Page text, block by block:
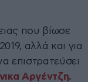
που βίωσε
αλλά και για
επιστρατεύσει
Αργέντζη.